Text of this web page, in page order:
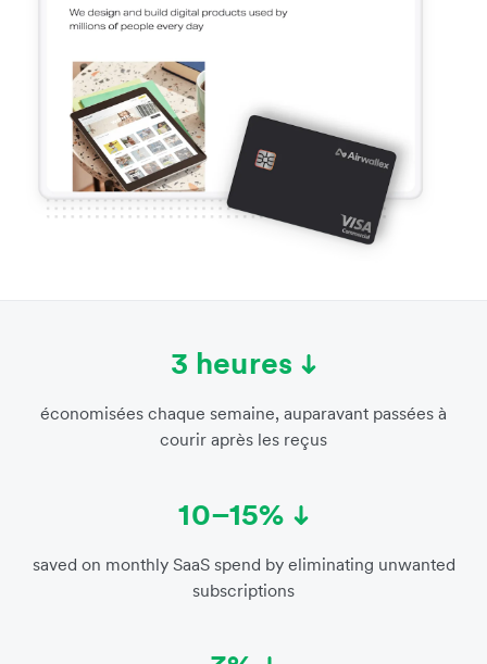
3 heures
économisées chaque semaine, auparavant passées à
courir après les reçus
10–15%
saved on monthly SaaS spend by eliminating unwanted
subscriptions